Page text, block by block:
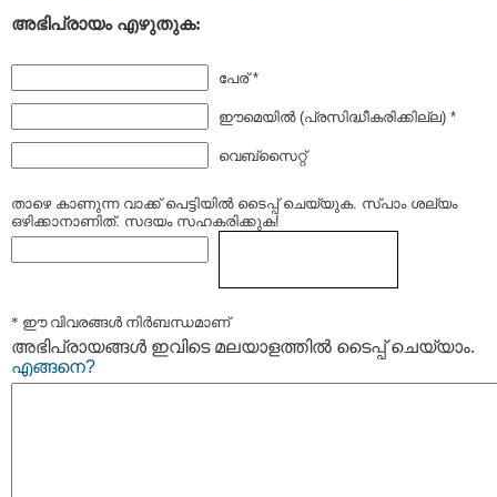
അഭിപ്രായം എഴുതുക:
പേര് *
ഈമെയില്‍ (പ്രസിദ്ധീകരിക്കില്ല) *
വെബ്സൈറ്റ്
താഴെ കാണുന്ന വാക്ക് പെട്ടിയില്‍ ടൈപ്പ്‌ ചെയ്യുക. സ്പാം ശല്യം
ഒഴിക്കാനാണിത്. സദയം സഹകരിക്കുക!
* ഈ വിവരങ്ങള്‍ നിര്‍ബന്ധമാണ്
അഭിപ്രായങ്ങള്‍ ഇവിടെ മലയാളത്തില്‍ ടൈപ്പ് ചെയ്യാം.
എങ്ങനെ?